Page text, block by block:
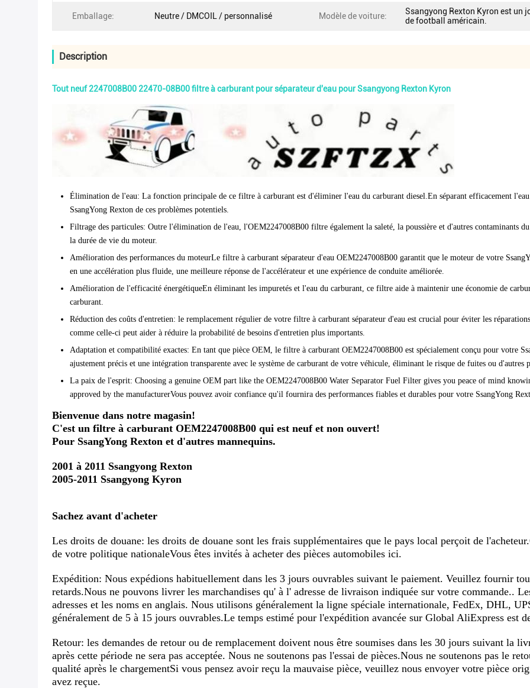
Emballage: Neutre / DMCOIL / personnalisé Modèle de voiture:
Ssangyong Rexton Kyron est un
de football américain.
Description
Tout neuf 2247008B00 22470-08B00 filtre à carburant pour séparateur d'eau pour Ssangyong Rexton Kyron
Élimination de l'eau: La fonction principale de ce filtre à carburant est d'éliminer l'eau du carburant diesel.En séparant efficacement
SsangYong Rexton de ces problèmes potentiels.
Filtrage des particules: Outre l'élimination de l'eau, l'OEM2247008B00 filtre également la saleté, la poussière et d'autres contaminants
la durée de vie du moteur.
Amélioration des performances du moteurLe filtre à carburant séparateur d'eau OEM2247008B00 garantit que le moteur de votre
en une accélération plus fluide, une meilleure réponse de l'accélérateur et une expérience de conduite améliorée.
Amélioration de l'efficacité énergétiqueEn éliminant les impuretés et l'eau du carburant, ce filtre aide à maintenir une économie de
carburant.
Réduction des coûts d'entretien: le remplacement régulier de votre filtre à carburant séparateur d'eau est crucial pour éviter les
comme celle-ci peut aider à réduire la probabilité de besoins d'entretien plus importants.
Adaptation et compatibilité exactes: En tant que pièce OEM, le filtre à carburant OEM2247008B00 est spécialement conçu pour votre
ajustement précis et une intégration transparente avec le système de carburant de votre véhicule, éliminant le risque de fuites ou d'autres
La paix de l'esprit: Choosing a genuine OEM part like the OEM2247008B00 Water Separator Fuel Filter gives you peace of mind
approved by the manufacturerVous pouvez avoir confiance qu'il fournira des performances fiables et durables pour votre SsangYong
Bienvenue dans notre magasin!
C'est un filtre à carburant OEM2247008B00 qui est neuf et non ouvert!
Pour SsangYong Rexton et d'autres mannequins.
2001 à 2011 Ssangyong Rexton
2005-2011 Ssangyong Kyron
Sachez avant d'acheter
Les droits de douane: les droits de douane sont les frais supplémentaires que le pays local perçoit de
de votre politique nationaleVous êtes invités à acheter des pièces automobiles ici.
Expédition: Nous expédions habituellement dans les 3 jours ouvrables suivant le paiement. Veuillez fournir
retards.Nous ne pouvons livrer les marchandises qu' à l' adresse de livraison indiquée sur votre commande..
adresses et les noms en anglais. Nous utilisons généralement la ligne spéciale internationale, FedEx, DHL,
généralement de 5 à 15 jours ouvrables.Le temps estimé pour l'expédition avancée sur Global AliExpress est
Retour: les demandes de retour ou de remplacement doivent nous être soumises dans les 30 jours suivant la
après cette période ne sera pas acceptée. Nous ne soutenons pas l'essai de pièces.Nous ne soutenons pas le
qualité après le chargementSi vous pensez avoir reçu la mauvaise pièce, veuillez nous envoyer votre pièce
avez reçue.